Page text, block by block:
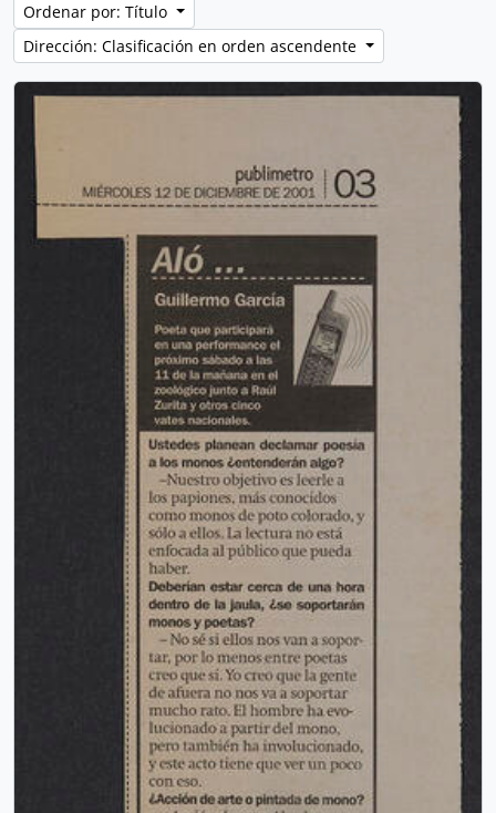
Ordenar por: Título
Dirección: Clasificación en orden ascendente